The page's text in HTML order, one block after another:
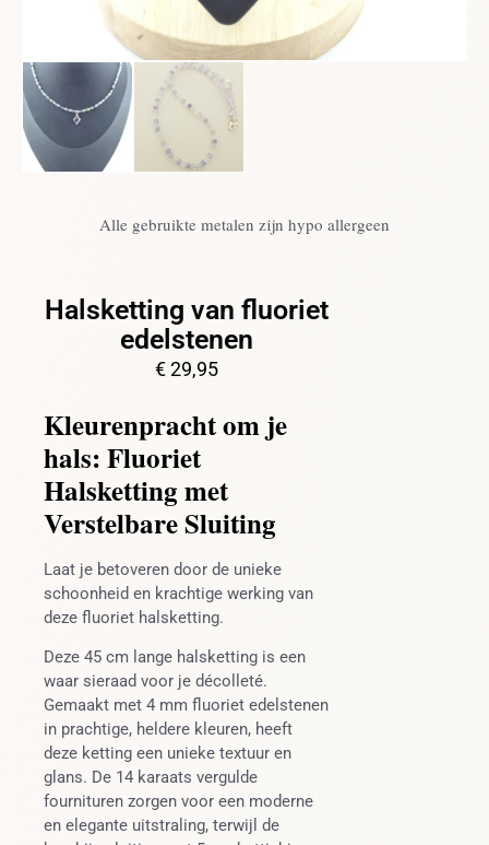
Alle gebruikte metalen zijn hypo allergeen
Halsketting van fluoriet
edelstenen
€29,95
Kleurenpracht om je
hals: Fluoriet
Halsketting met
Verstelbare Sluiting
Laat je betoveren door de unieke
schoonheid en krachtige werking van
deze fluoriet halsketting.
Deze 45 cm lange halsketting is een
waar sieraad voor je décolleté.
Gemaakt met 4 mm fluoriet edelstenen
in prachtige, heldere kleuren, heeft
deze ketting een unieke textuur en
glans. De 14 karaats vergulde
fournituren zorgen voor een moderne
en elegante uitstraling, terwijl de